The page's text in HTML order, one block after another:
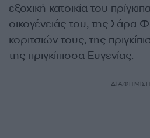
εξοχική κατοικία του
οικογένειάς του, της Σάρα
κοριτσιών τους, της
της πριγκίπισσα Ευγενίας.
ΔΙΑΦΗΜΙΣΗ